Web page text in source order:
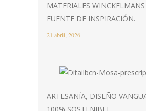
MATERIALES
FUENTE DE INSPIRACIÓN.
21 abril, 2026
ARTESANÍA, DISEÑO